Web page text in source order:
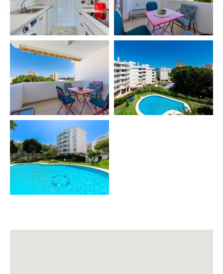
🏰 Benalmádena Pueblo: 6 km
⛳ Golf Torrequebrada: 4 km
🍸 CONFORT & AMENITIES
✔️ Ropa de cama y toallas de baño
✔️ Aire acondicionado & calefacción
✔️ WiFi de alta velocidad 📶
✔️ Smart TV (Necesita su propia cuenta de Netflix)